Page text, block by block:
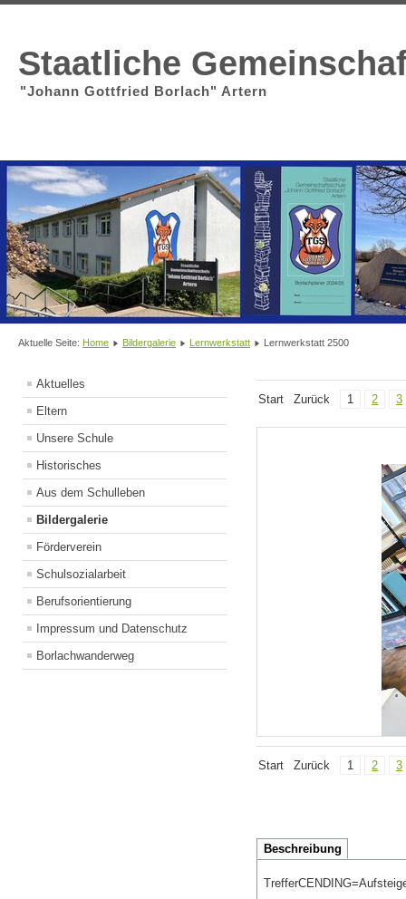
Staatliche
"Johann Gottfried Borlach" Artern
Aktuelle Seite: Home Bildergalerie Lernwerkstatt Lernwerkstatt 2500
Aktuelles
Eltern
Unsere Schule
Historisches
Aus dem Schulleben
Bildergalerie
Förderverein
Schulsozialarbeit
Berufsorientierung
Impressum und Datenschutz
Borlachwanderweg
Start Zurück 1 2 3
Start Zurück 1 2 3
Beschreibung